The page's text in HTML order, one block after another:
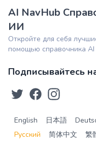
AI NavHub
ИИ
Откройте для себя
помощью справочника AI
Подписывайтесь
English 日本語
Русский
简体中文 繁